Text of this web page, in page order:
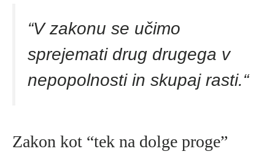
“V zakonu se učimo
sprejemati drug drugega v
nepopolnosti in skupaj rasti.“
Zakon kot “tek na dolge proge”